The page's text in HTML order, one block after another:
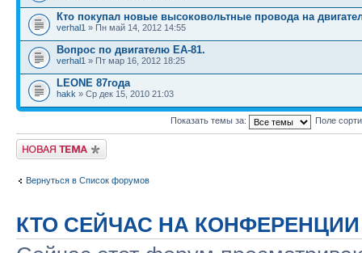
Кто покупал новые высоковольтные провода на
verhal1 » Пн май 14, 2012 14:55
Вопрос по двигателю EA-81.
verhal1 » Пт мар 16, 2012 18:25
LEONE 87года
hakk » Ср дек 15, 2010 21:03
Показать темы за: Поле
Новая тема
Вернуться в Список форумов
КТО СЕЙЧАС НА КОНФЕРЕНЦИИ